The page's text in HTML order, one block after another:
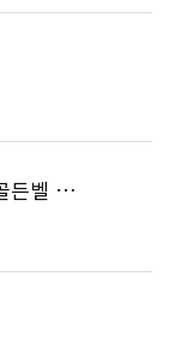
2024년 KOBC 청렴 마일리지 & 청렴 골든벨 결과 공개